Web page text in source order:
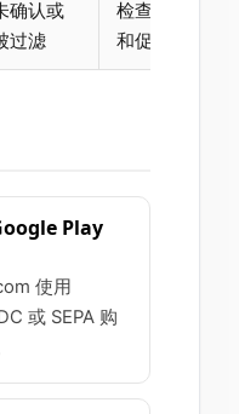
确认或
过滤
检查付款状态
和促销文件夹
Play
使用
或 SEPA 购